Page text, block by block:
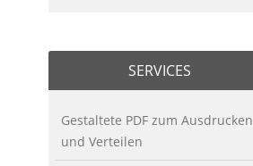
SERVICES
Gestaltete PDF zum Ausdrucken
und Verteilen